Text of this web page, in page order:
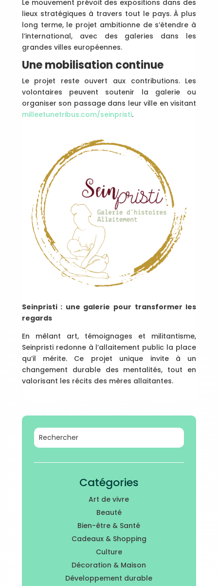
Le mouvement prévoit des expositions dans des
lieux stratégiques à travers tout le pays. À plus
long terme, le projet ambitionne de s’étendre à
l’international, avec des galeries dans les
grandes villes européennes.
Une mobilisation continue
Le projet reste ouvert aux contributions. Les
volontaires peuvent soutenir la galerie ou
organiser son passage dans leur ville en visitant
milleetunetribus.com/seinpristi.
Seinpristi : une galerie pour transformer les
regards
En mêlant art, témoignages et militantisme,
Seinpristi redonne à l’allaitement public la place
qu’il mérite. Ce projet unique invite à un
changement durable des mentalités, tout en
valorisant les récits des mères allaitantes.
Catégories
Art de vivre
Beauté
Bien-être & Santé
Cadeaux & Shopping
Culture
Décoration & Maison
Développement durable